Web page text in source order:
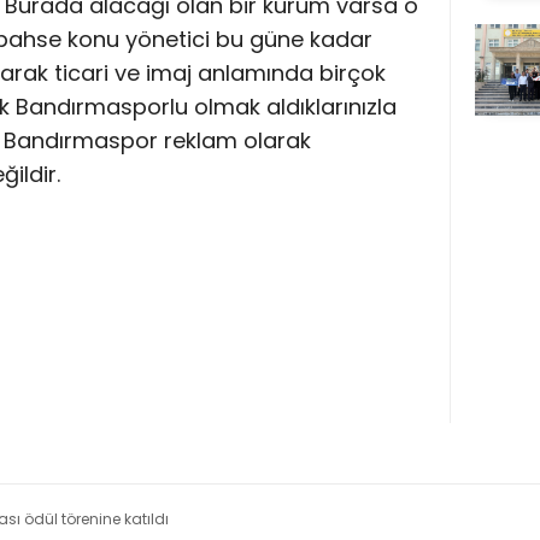
konu yönetici bu güne kadar
ticari ve imaj anlamında birçok
Bandırmasporlu olmak aldıklarınızla
reklam olarak
ödül törenine katıldı